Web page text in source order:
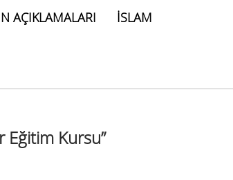
AÇIKLAMALARI İSLAM
Eğitim Kursu”